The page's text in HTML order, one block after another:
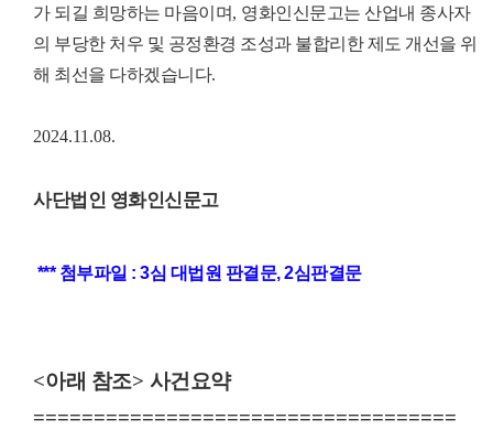
가 되길 희망하는 마음이며, 영화인신문고는 산업내 종사자
의 부당한 처우 및 공정환경 조성과 불합리한 제도 개선을 위
해 최선을 다하겠습니다.
2024.11.08.
사단법인 영화인신문고
*** 첨부파일 : 3심 대법원 판결문, 2심판결문
<아래 참조> 사건요약
===================================